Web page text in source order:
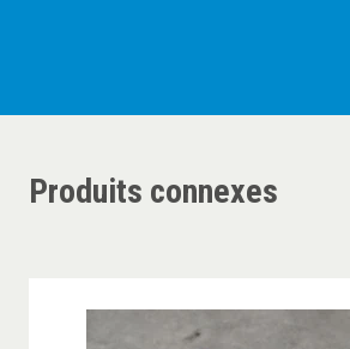
Produits connexes